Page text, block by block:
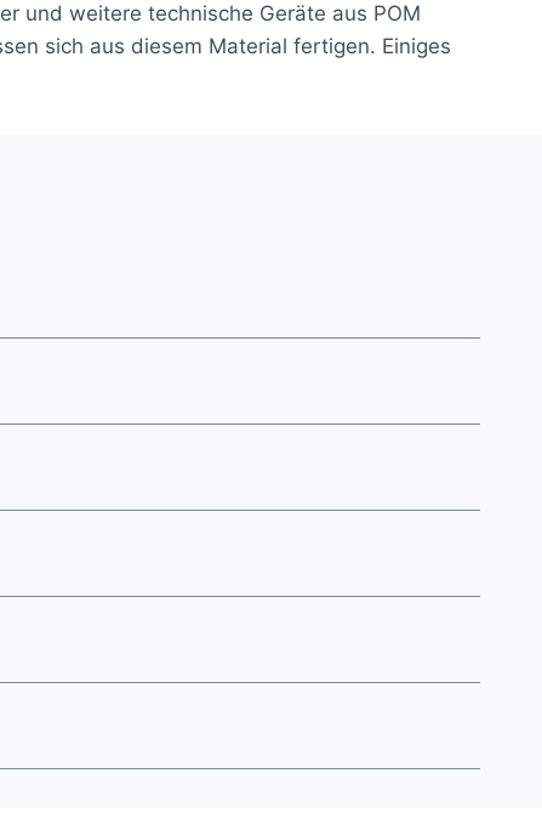
und weitere technische Geräte aus POM
sich aus diesem Material fertigen. Einiges